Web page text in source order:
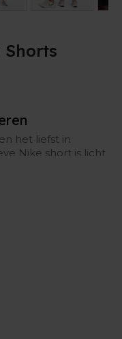
het liefst in
Nike short is licht
De Nike Dri-FIT